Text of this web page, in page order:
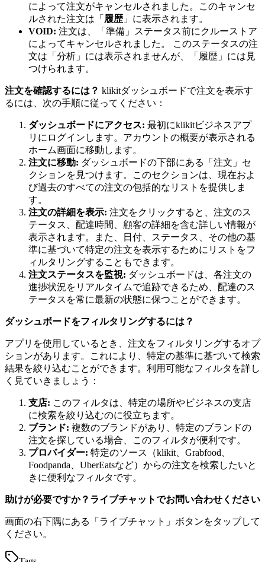
によって注文がキャンセルされました。このキャンセ
ルされた注文は「 履歴」に表示されます。
VOID: 注文は、「準備」ステータス前にクルーストア
によってキャンセルされました。 このステータスの注
文は「分析」には表示されませんが、「履歴」には見
つけられます。
注文を確認するには？ klikitダッシュボードで注文を表示す
るには、次の手順に従ってください：
ダッシュボードにアクセス: 最初にklikitビジネスアプ
リにログインします。アカウントの概要が表示される
ホーム画面に移動します。
注文に移動: ダッシュボードの下部にある「注文」セ
クションを見つけます。このセクションは、現在およ
び過去のすべての注文の包括的なリストを提供しま
す。
注文の詳細を表示: 注文をクリックすると、注文のス
テータス、配達時間、顧客の詳細を含む詳しい情報が
表示されます。また、日付、ステータス、その他の基
準に基づいて特定の注文を表示するためにリストをフ
ィルタリングすることもできます。
注文ステータスを監視: ダッシュボードは、各注文の
進捗状況をリアルタイムで追跡できるため、配達のス
テータスを常に最新の状態に保つことができます。
ダッシュボードをフィルタリングするには？
アプリを使用しているとき、注文をフィルタリングするオプ
ションがあります。これにより、特定の基準に基づいて検索
結果を絞り込むことができます。利用可能なフィルタを詳し
く見ていきましょう：
支店: このフィルタは、特定の場所やビジネスの支店
に検索を絞り込むのに役立ちます。
ブランド: 複数のブランドがあり、特定のブランドの
注文を探している場合、このフィルタが便利です。
プロバイダー: 特定のソース（klikit、Grabfood、
Foodpanda、UberEatsなど）からの注文を検索したいと
きに便利なフィルタです。
助けが必要ですか？ライブチャットでお問い合わせください
画面の右下隅にある「ライブチャット」ボタンをタップして
ください。